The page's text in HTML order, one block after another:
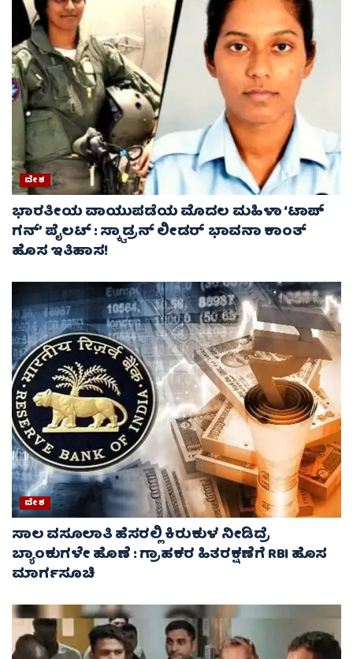
ದೇಶ
ಭಾರತೀಯ ವಾಯುಪಡೆಯ ಮೊದಲ ಮಹಿಳಾ ‘ಟಾಪ್
ಗನ್’ ಪೈಲಟ್ : ಸ್ಕ್ವಾಡ್ರನ್ ಲೀಡರ್ ಭಾವನಾ ಕಾಂತ್
ಹೊಸ ಇತಿಹಾಸ!
ದೇಶ
ಸಾಲ ವಸೂಲಾತಿ ಹೆಸರಲ್ಲಿ ಕಿರುಕುಳ ನೀಡಿದ್ರೆ
ಬ್ಯಾಂಕುಗಳೇ ಹೊಣೆ : ಗ್ರಾಹಕರ ಹಿತರಕ್ಷಣೆಗೆ RBI ಹೊಸ
ಮಾರ್ಗಸೂಚಿ